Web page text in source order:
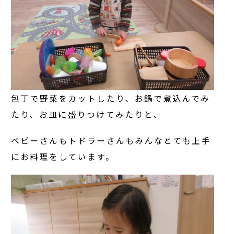
包丁で野菜をカットしたり、お鍋で煮込んでみ
たり、お皿に盛りつけてみたりと、
ベビーさんもトドラーさんもみんなとても上手
にお料理をしています。